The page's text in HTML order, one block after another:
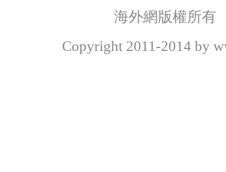
海外網版權所有
Copyright 2011-2014 by